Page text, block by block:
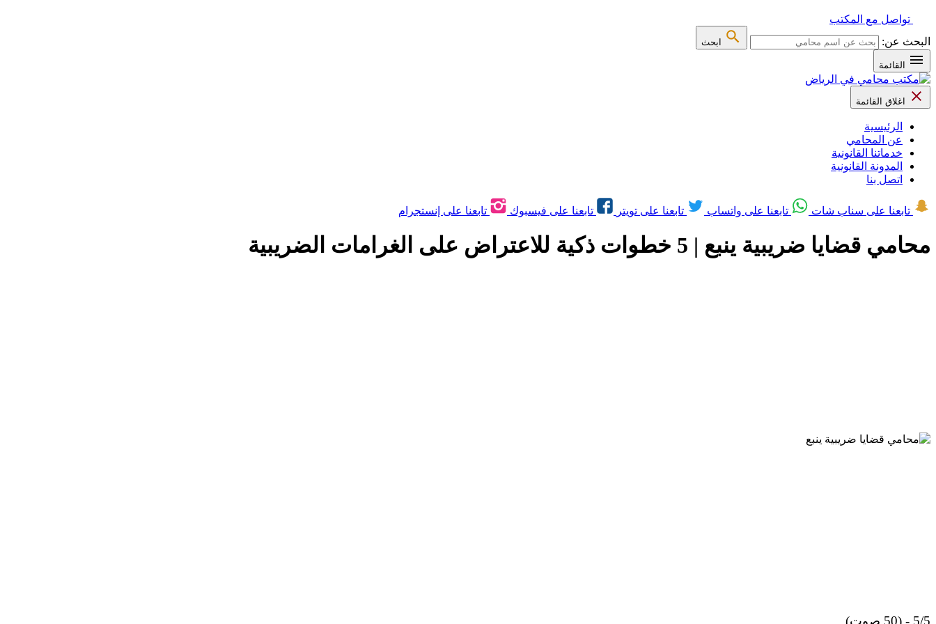
تواصل مع المكتب
البحث عن:
ابحث
القائمة
اغلاق القائمة
الرئيسية
عن المحامي
خدماتنا القانونية
المدونة القانونية
اتصل بنا
تابعنا على سناب شات تابعنا على واتساب تابعنا على تويتر تابعنا على فيسبوك تابعنا على إنستجرام
ﻣﺤﺎﻣﻲ ﻗﻀﺎﻳﺎ ﺿﺮﻳﺒﻴﺔ ﻳﻨﺒﻊ | 5 خطوات ذكية للاعتراض على الغرامات الضريبية